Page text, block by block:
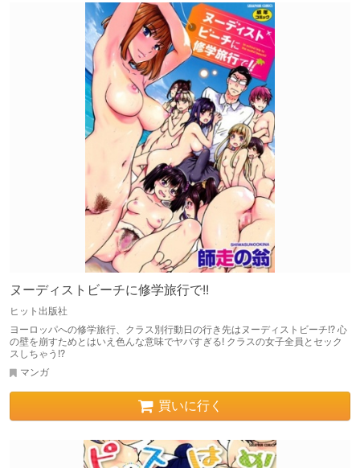
ヌーディストビーチに修学旅行で!!
ヒット出版社
ヨーロッパへの修学旅行、クラス別行動日の行き先はヌーディストビーチ!? 心
の壁を崩すためとはいえ色んな意味でヤバすぎる! クラスの女子全員とセック
スしちゃう!?
マンガ
買いに行く